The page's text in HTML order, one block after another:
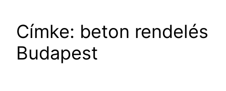
Címke: beton rendelés
Budapest